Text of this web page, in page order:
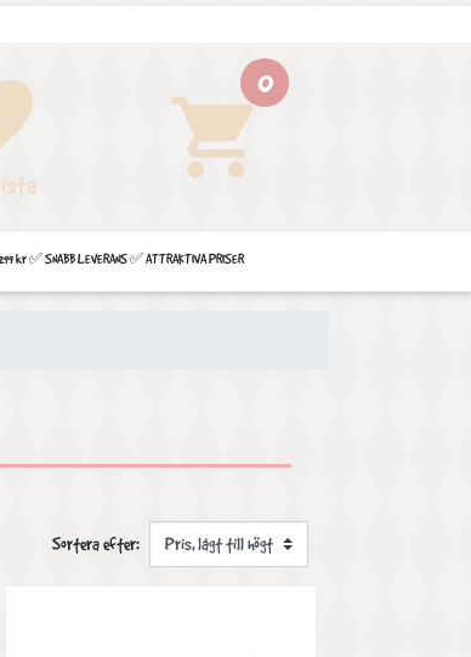
shopping_cart
0
kr ✅ SNABB LEVERANS ✅ ATTRAKTIVA PRISER
Sortera efter: